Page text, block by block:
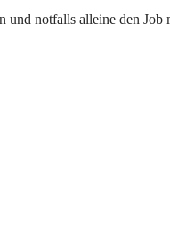
notfalls alleine den Job